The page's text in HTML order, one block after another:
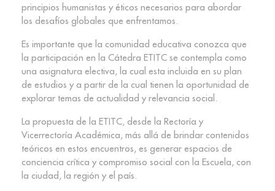
principios humanistas y éticos necesarios para abordar
los desafíos globales que enfrentamos.
Es importante que la comunidad educativa conozca que
la participación en la Cátedra ETITC se contempla como
una asignatura electiva, la cual esta incluida en su plan
de estudios y a partir de la cual tienen la oportunidad de
explorar temas de actualidad y relevancia social.
La propuesta de la ETITC, desde la Rectoría y
Vicerrectoría Académica, más allá de brindar contenidos
teóricos en estos encuentros, es generar espacios de
conciencia crítica y compromiso social con la Escuela, con
la ciudad, la región y el país.